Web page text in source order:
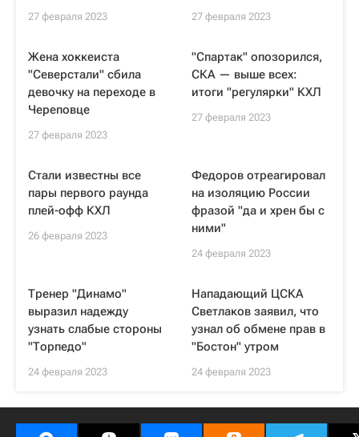
27 февраля 2023 27 февраля 2023
Жена хоккеиста
"Северстали" сбила
девочку на переходе в
Череповце
27 февраля 2023
"Спартак" опозорился,
СКА — выше всех:
итоги "регулярки" КХЛ
27 февраля 2023
Стали известны все
пары первого раунда
плей-офф КХЛ
26 февраля 2023
Федоров отреагировал
на изоляцию России
фразой "да и хрен бы с
ними"
24 февраля 2023
Тренер "Динамо"
выразил надежду
узнать слабые стороны
"Торпедо"
24 февраля 2023
Нападающий ЦСКА
Светлаков заявил, что
узнал об обмене прав в
"Бостон" утром
24 февраля 2023